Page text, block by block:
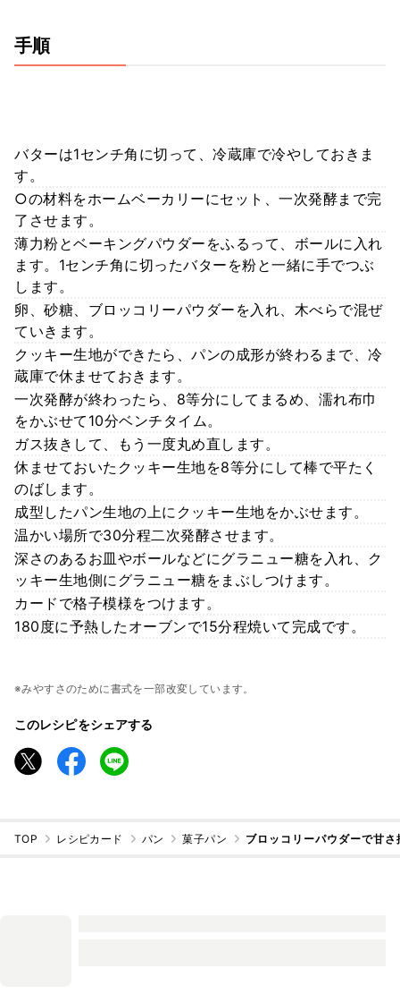
手順
バターは1センチ角に切って、冷蔵庫で冷やしておきま
す。
○の材料をホームベーカリーにセット、一次発酵まで完
了させます。
薄力粉とベーキングパウダーをふるって、ボールに入れ
ます。1センチ角に切ったバターを粉と一緒に手でつぶ
します。
卵、砂糖、ブロッコリーパウダーを入れ、木べらで混ぜ
ていきます。
クッキー生地ができたら、パンの成形が終わるまで、冷
蔵庫で休ませておきます。
一次発酵が終わったら、8等分にしてまるめ、濡れ布巾
をかぶせて10分ベンチタイム。
ガス抜きして、もう一度丸め直します。
休ませておいたクッキー生地を8等分にして棒で平たく
のばします。
成型したパン生地の上にクッキー生地をかぶせます。
温かい場所で30分程二次発酵させます。
深さのあるお皿やボールなどにグラニュー糖を入れ、ク
ッキー生地側にグラニュー糖をまぶしつけます。
カードで格子模様をつけます。
180度に予熱したオーブンで15分程焼いて完成です。
※みやすさのために書式を一部改変しています。
このレシピをシェアする
TOP レシピカード パン 菓子パン ブロッコリーパウダーで甘